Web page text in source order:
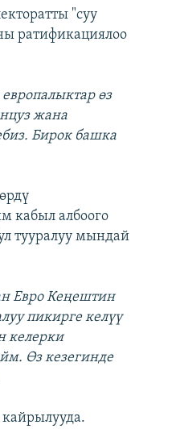
"суу
ратификациялоо
өз
жана
Бирок башка
кабыл албоого
тууралуу мындай
Евро Кеңештин
пикирге келүү
келерки
Өз кезегинде
кайрылууда.